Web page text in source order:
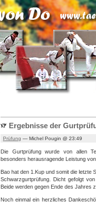
Ergebnisse der
Prüfung — Michel Pougin @ 23:49
Die Gurtprüfung wurde von allen
besonders herausragende Leistung
Bao hat den 1.Kup und somit die letzte
Schwarzgurtprüfung. Dicht gefolgt
Beide werden gegen Ende des Jahres
Noch einmal ein herzliches